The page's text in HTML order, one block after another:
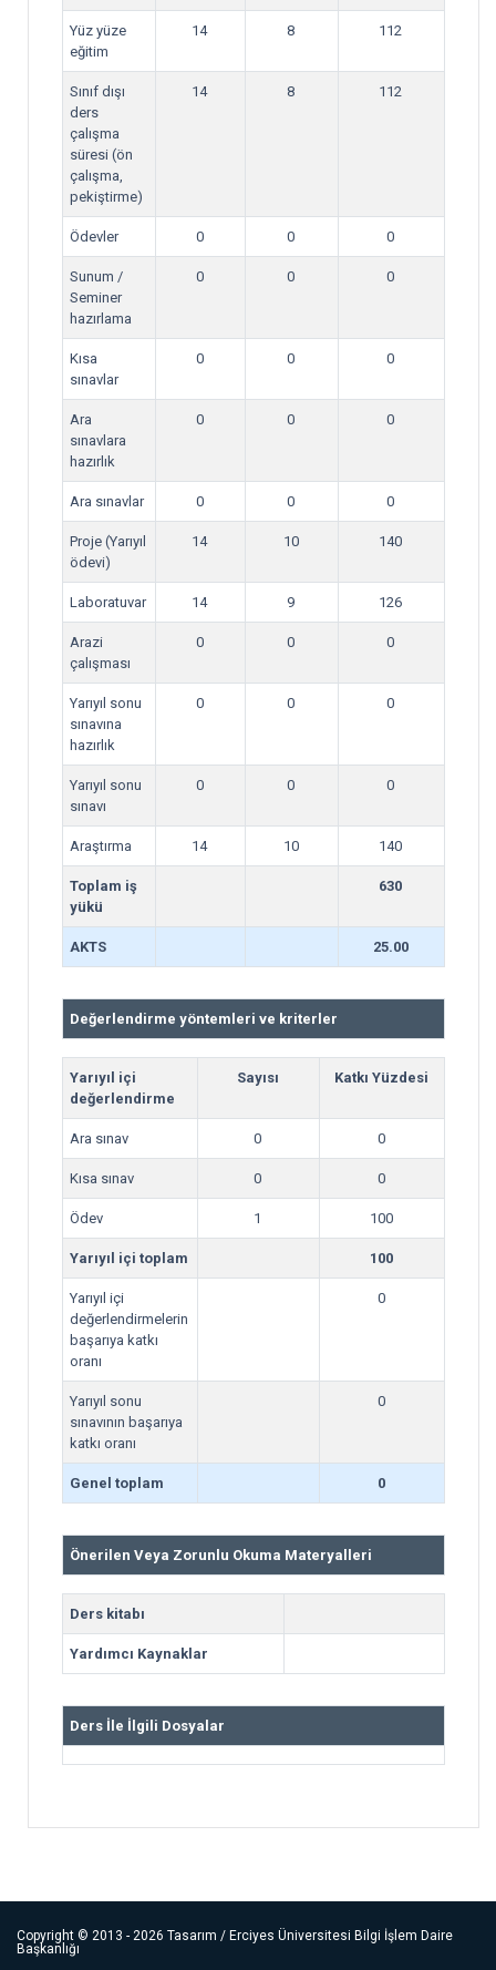
Yüz yüze
eğitim
14 8 112
Sınıf dışı
ders
çalışma
süresi (ön
çalışma,
pekiştirme)
14 8 112
Ödevler 0 0 0
Sunum /
Seminer
hazırlama
0 0 0
Kısa
sınavlar
0 0 0
Ara
sınavlara
hazırlık
0 0 0
Ara sınavlar 0 0 0
Proje (Yarıyıl
ödevi)
14 10 140
Laboratuvar 14 9 126
Arazi
çalışması
0 0 0
Yarıyıl sonu
sınavına
hazırlık
0 0 0
Yarıyıl sonu
sınavı
0 0 0
Araştırma 14 10 140
Toplam iş
yükü
630
AKTS 25.00
Değerlendirme yöntemleri ve kriterler
Yarıyıl içi
değerlendirme
Sayısı Katkı Yüzdesi
Ara sınav 0 0
Kısa sınav 0 0
Ödev 1 100
Yarıyıl içi toplam 100
Yarıyıl içi
değerlendirmelerin
başarıya katkı
oranı
0
Yarıyıl sonu
sınavının başarıya
katkı oranı
0
Genel toplam 0
Önerilen Veya Zorunlu Okuma Materyalleri
Ders kitabı
Yardımcı Kaynaklar
Ders İle İlgili Dosyalar
Copyright © 2013 - 2026 Tasarım / Erciyes Üniversitesi Bilgi İşlem Daire
Başkanlığı